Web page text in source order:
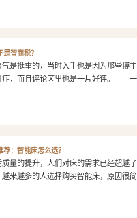
智商税？
重的，当时入手也是因为那些博主
症，而且评论区里也是一片好评。
：智能床怎么选？
提升，人们对床的需求已经超越了
来越多的人选择购买智能床，原因很简